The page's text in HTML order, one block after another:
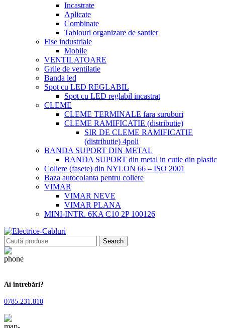
Incastrate
Aplicate
Combinate
Tablouri organizare de santier
Fise industriale
Mobile
VENTILATOARE
Grile de ventilatie
Banda led
Spot cu LED REGLABIL
Spot cu LED reglabil incastrat
CLEME
CLEME TERMINALE fara suruburi
CLEME RAMIFICATIE (distributie)
SIR DE CLEME RAMIFICATIE
(distributie) 4poli
BANDA SUPORT DIN METAL
BANDA SUPORT din metal in cutie din plastic
Coliere (fasete) din NYLON 66 – ISO 2001
Baza autocolanta pentru coliere
VIMAR
VIMAR NEVE
VIMAR PLANA
MINI-INTR. 6KA C10 2P 100126
Search
Ai întrebări?
0785.231.810